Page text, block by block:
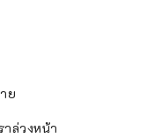
ย
ล่วงหน้า